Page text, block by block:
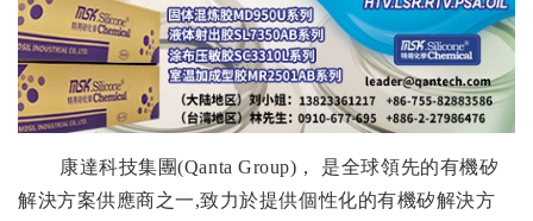
康達科技集團(Qanta Group) ， 是全球領先的有機矽
解決方案供應商之一,致力於提供個性化的有機矽解決方